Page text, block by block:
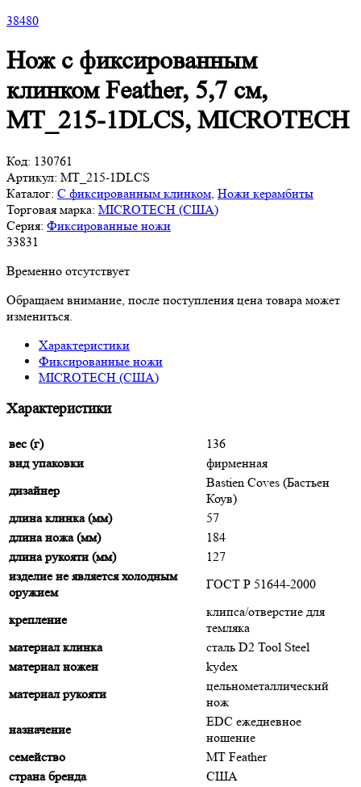
38480
Нож с фиксированным
клинком Feather, 5,7 см,
MT_215-1DLCS, MICROTECH
Код: 130761
Артикул: MT_215-1DLCS
Каталог: С фиксированным клинком Ножи керамбиты
Торговая марка: MICROTECH (США)
Серия: Фиксированные ножи
33831
Временно отсутствует
Обращаем внимание, после поступления цена товара может
измениться.
Характеристики
Фиксированные ножи
MICROTECH (США)
Характеристики
вес (г)
136
вид упаковки
фирменная
дизайнер
Bastien Coves (Бастьен
Коув)
длина клинка (мм)
57
длина ножа (мм)
184
длина рукояти (мм)
127
изделие не является холодным
оружием
ГОСТ Р 51644-2000
крепление
клипса/отверстие для
темляка
материал клинка
сталь D2 Tool Steel
материал ножен
kydex
материал рукояти
цельнометаллический
нож
назначение
EDC ежедневное
ношение
семейство
MT Feather
страна бренда
США